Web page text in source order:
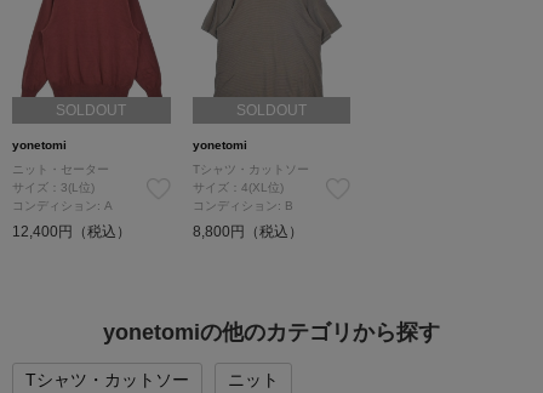
SOLDOUT
yonetomi
ニット・セーター
サイズ：3(L位)
コンディション: A
12,400円（税込）
SOLDOUT
yonetomi
Tシャツ・カットソー
サイズ：4(XL位)
コンディション: B
8,800円（税込）
yonetomiの他のカテゴリから探す
Tシャツ・カットソー ニット